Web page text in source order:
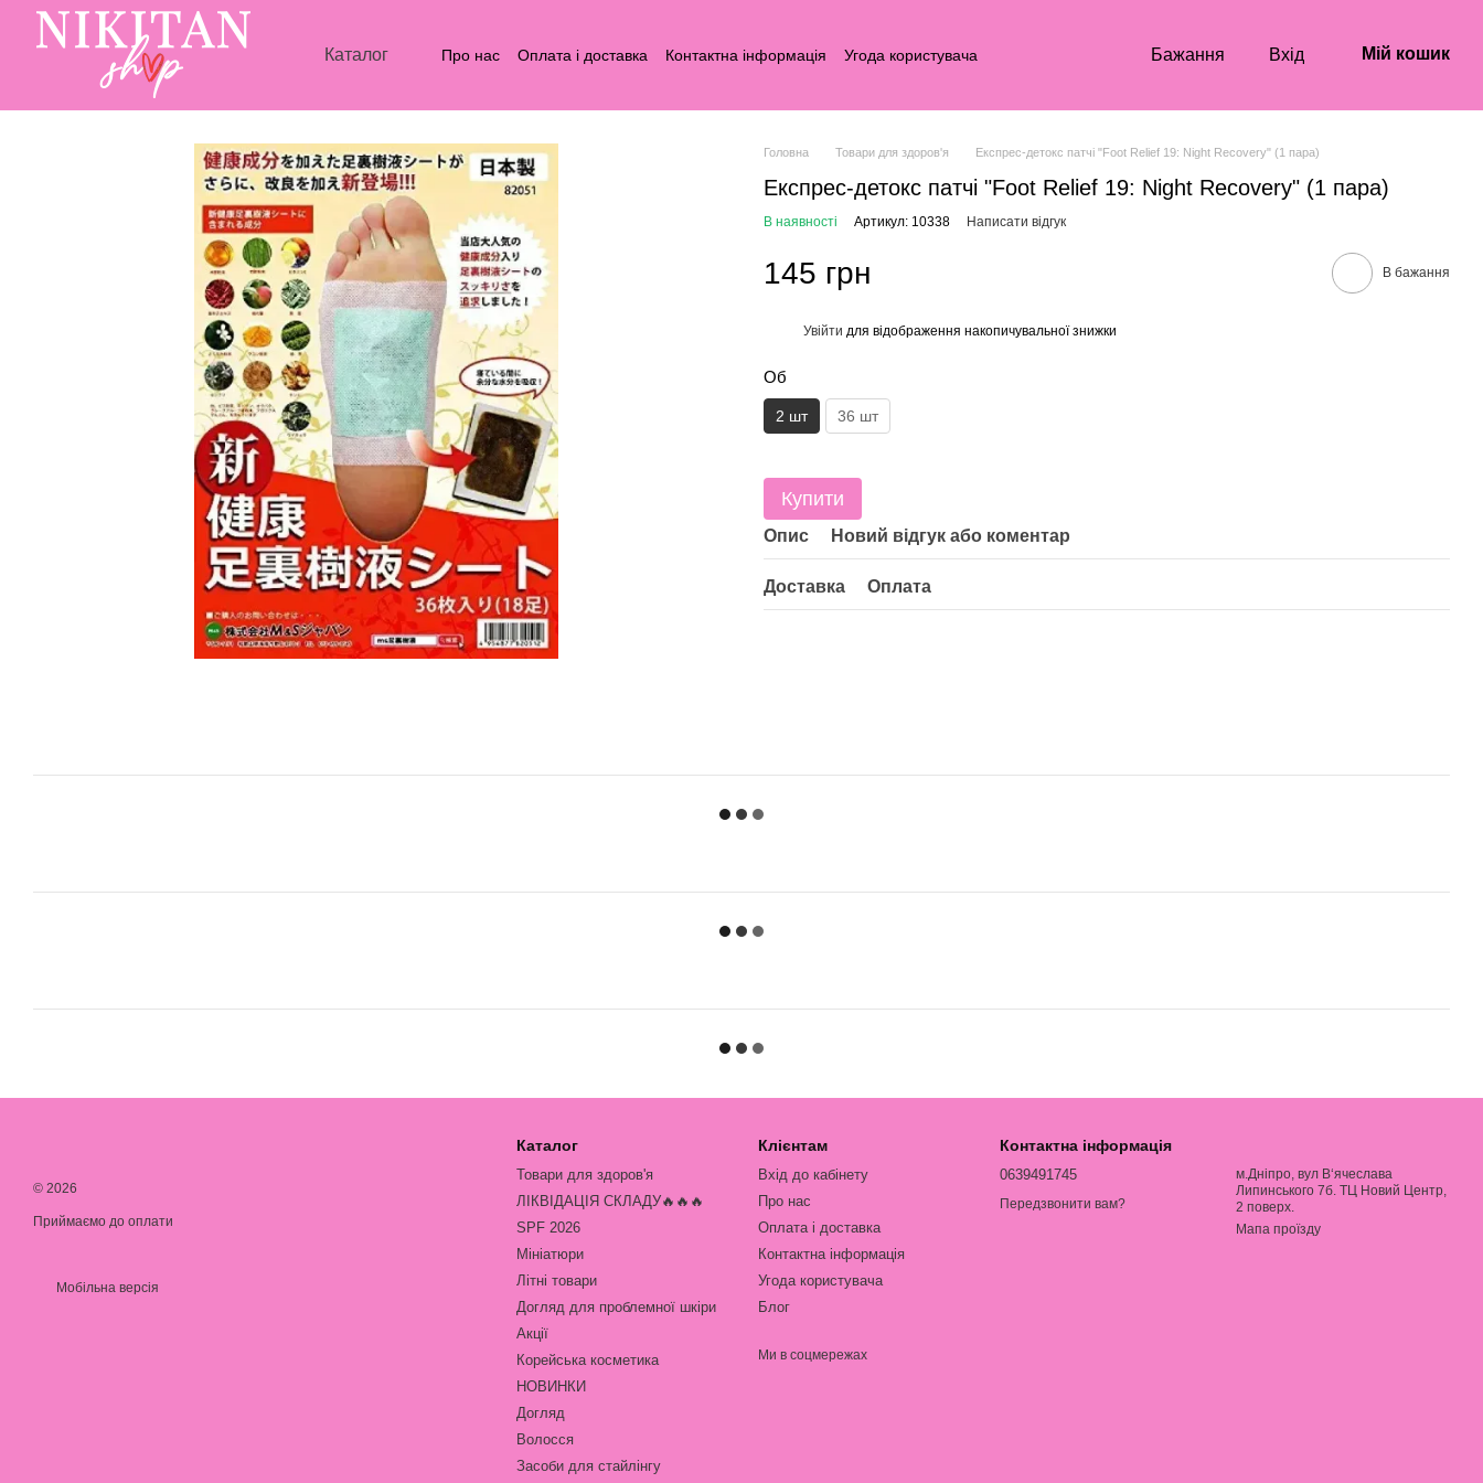
Перейти до основного контенту
Каталог Про нас Оплата і доставка Контактна інформація
Угода користувача
Бажання Вхід Мій кошик
Головна Товари для здоров'я Експрес-детокс патчі "Foot Relief 19: Night Recovery" (1 пара)
Експрес-детокс патчі "Foot Relief 19: Night Recovery" (1 пара)
В наявності Артикул: 10338 Написати відгук
145 грн В бажання
Увійти для відображення накопичувальної знижки
Об
2 шт 36 шт
Купити
Опис Новий відгук або коментар
Доставка Оплата
© 2026
Приймаємо до оплати
Мобільна версія
Каталог
Товари для здоров'я
ЛІКВІДАЦІЯ СКЛАДУ🔥🔥🔥
SPF 2026
Мініатюри
Літні товари
Догляд для проблемної шкіри
Акції
Корейська косметика
НОВИНКИ
Догляд
Волосся
Засоби для стайлінгу
Клієнтам
Вхід до кабінету
Про нас
Оплата і доставка
Контактна інформація
Угода користувача
Блог
Ми в соцмережах
Контактна інформація
0639491745
Передзвонити вам?
м.Дніпро, вул В‘ячеслава
Липинського 7б. ТЦ Новий Центр,
2 поверх.
Мапа проїзду